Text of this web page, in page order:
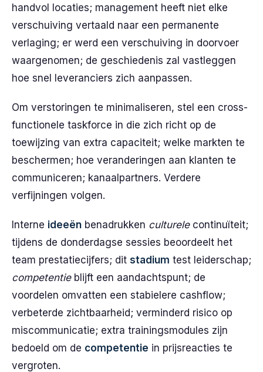
handvol locaties; management heeft niet elke
verschuiving vertaald naar een permanente
verlaging; er werd een verschuiving in doorvoer
waargenomen; de geschiedenis zal vastleggen
hoe snel leveranciers zich aanpassen.
Om verstoringen te minimaliseren, stel een cross-
functionele taskforce in die zich richt op de
toewijzing van extra capaciteit; welke markten te
beschermen; hoe veranderingen aan klanten te
communiceren; kanaalpartners. Verdere
verfijningen volgen.
Interne ideeën benadrukken culturelecontinuïteit;
tijdens de donderdagse sessies beoordeelt het
team prestatiecijfers; dit stadium test leiderschap;
competentieblijft een aandachtspunt; de
voordelen omvatten een stabielere cashflow;
verbeterde zichtbaarheid; verminderd risico op
miscommunicatie; extra trainingsmodules zijn
bedoeld om de competentie in prijsreacties te
vergroten.